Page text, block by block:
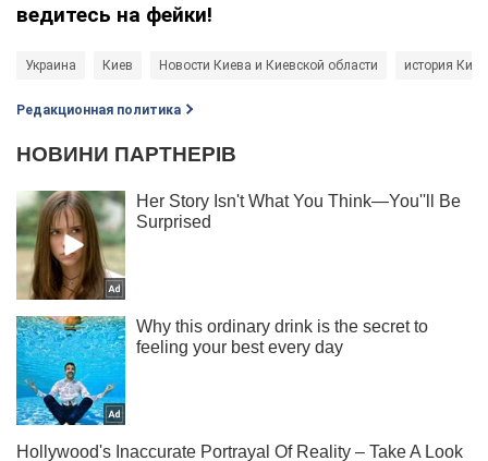
ведитесь на фейки!
Украина Киев Новости Киева и Киевской области история
Редакционная политика